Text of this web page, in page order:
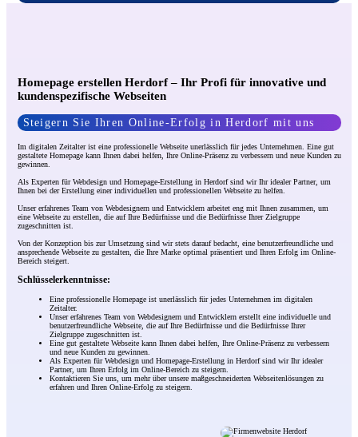
Homepage erstellen Herdorf – Ihr Profi für innovative und
kundenspezifische Webseiten
Steigern Sie Ihren Online-Erfolg in Herdorf mit uns
Im digitalen Zeitalter ist eine professionelle Webseite unerlässlich für jedes Unternehmen. Eine gut
gestaltete Homepage kann Ihnen dabei helfen, Ihre Online-Präsenz zu verbessern und neue Kunden zu
gewinnen.
Als Experten für Webdesign und Homepage-Erstellung in Herdorf sind wir Ihr idealer Partner, um
Ihnen bei der Erstellung einer individuellen und professionellen Webseite zu helfen.
Unser erfahrenes Team von Webdesignern und Entwicklern arbeitet eng mit Ihnen zusammen, um
eine Webseite zu erstellen, die auf Ihre Bedürfnisse und die Bedürfnisse Ihrer Zielgruppe
zugeschnitten ist.
Von der Konzeption bis zur Umsetzung sind wir stets darauf bedacht, eine benutzerfreundliche und
ansprechende Webseite zu gestalten, die Ihre Marke optimal präsentiert und Ihren Erfolg im Online-
Bereich steigert.
Schlüsselerkenntnisse:
Eine professionelle Homepage ist unerlässlich für jedes Unternehmen im digitalen
Zeitalter.
Unser erfahrenes Team von Webdesignern und Entwicklern erstellt eine individuelle und
benutzerfreundliche Webseite, die auf Ihre Bedürfnisse und die Bedürfnisse Ihrer
Zielgruppe zugeschnitten ist.
Eine gut gestaltete Webseite kann Ihnen dabei helfen, Ihre Online-Präsenz zu verbessern
und neue Kunden zu gewinnen.
Als Experten für Webdesign und Homepage-Erstellung in Herdorf sind wir Ihr idealer
Partner, um Ihren Erfolg im Online-Bereich zu steigern.
Kontaktieren Sie uns, um mehr über unsere maßgeschneiderten Webseitenlösungen zu
erfahren und Ihren Online-Erfolg zu steigern.